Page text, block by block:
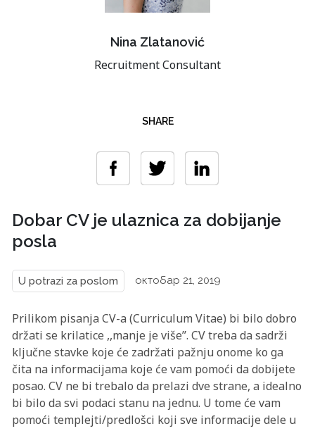
Nina Zlatanović
Recruitment Consultant
SHARE
Dobar CV je ulaznica za dobijanje
posla
U potrazi za poslom октобар 21, 2019
Prilikom pisanja CV-a (Curriculum Vitae) bi bilo dobro
držati se krilatice ,,manje je više’’. CV treba da sadrži
ključne stavke koje će zadržati pažnju onome ko ga
čita na informacijama koje će vam pomoći da dobijete
posao. CV ne bi trebalo da prelazi dve strane, a idealno
bi bilo da svi podaci stanu na jednu. U tome će vam
pomoći templejti/predlošci koji sve informacije dele u